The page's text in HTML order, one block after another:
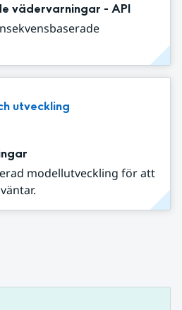
vädervarningar - API
utveckling
modellutveckling för att